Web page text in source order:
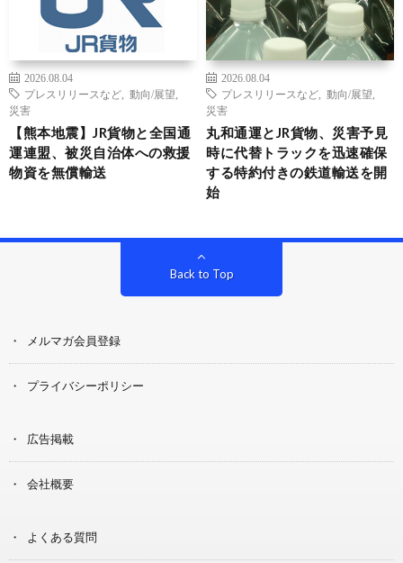
2026.08.04
プレスリリースなど
動向/展望
災害
【熊本地震】JR貨物と全国通
運連盟、被災自治体への救援
物資を無償輸送
2026.08.04
プレスリリースなど
動向/展望
災害
丸和通運とJR貨物、災害予見
時に代替トラックを迅速確保
する特約付きの鉄道輸送を開
始
Back to Top
メルマガ会員登録
プライバシーポリシー
広告掲載
会社概要
よくある質問